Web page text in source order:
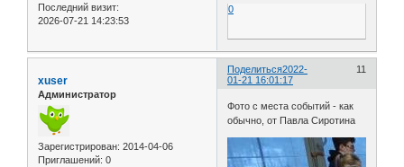
Последний визит:
2026-07-21 14:23:53
0
Поделиться 11
2022-
01-21 16:01:17
xuser
Администратор
Зарегистрирован: 2014-04-06
Приглашений: 0
Фото с места событий - как
обычно, от Павла Сиротина